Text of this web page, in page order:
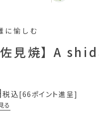
に愉しむ
佐見焼】 A
税込 66ポイント進呈
る